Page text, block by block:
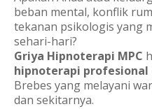
beban mental, konflik
tekanan psikologis yang
sehari-hari?
Griya Hipnoterapi MPC
hipnoterapi profesional
Brebes yang melayani
dan sekitarnya.